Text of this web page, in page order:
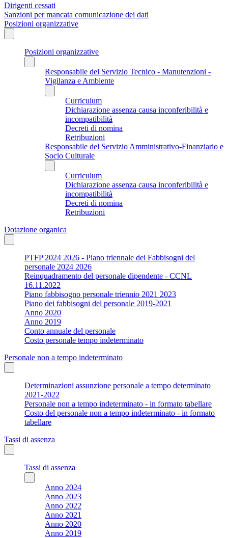
Dirigenti cessati
Sanzioni per mancata comunicazione dei dati
Posizioni organizzative
Posizioni organizzative
Responsabile del Servizio Tecnico - Manutenzioni -
Vigilanza e Ambiente
Curriculum
Dichiarazione assenza causa inconferibilità e
incompatibilità
Decreti di nomina
Retribuzioni
Responsabile del Servizio Amministrativo-Finanziario e
Socio Culturale
Curriculum
Dichiarazione assenza causa inconferibilità e
incompatibilità
Decreti di nomina
Retribuzioni
Dotazione organica
PTFP 2024 2026 - Piano triennale dei Fabbisogni del
personale 2024 2026
Reinquadramento del personale dipendente - CCNL
16.11.2022
Piano fabbisogno personale triennio 2021 2023
Piano dei fabbisogni del personale 2019-2021
Anno 2020
Anno 2019
Conto annuale del personale
Costo personale tempo indeterminato
Personale non a tempo indeterminato
Determinazioni assunzione personale a tempo determinato
2021-2022
Personale non a tempo indeterminato - in formato tabellare
Costo del personale non a tempo indeterminato - in formato
tabellare
Tassi di assenza
Tassi di assenza
Anno 2024
Anno 2023
Anno 2022
Anno 2021
Anno 2020
Anno 2019